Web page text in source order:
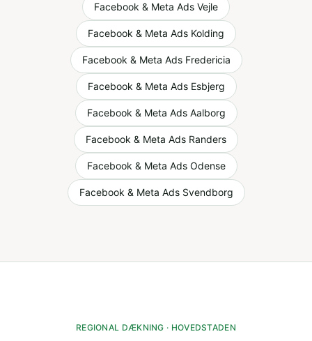
Facebook & Meta Ads Vejle
Facebook & Meta Ads Kolding
Facebook & Meta Ads Fredericia
Facebook & Meta Ads Esbjerg
Facebook & Meta Ads Aalborg
Facebook & Meta Ads Randers
Facebook & Meta Ads Odense
Facebook & Meta Ads Svendborg
REGIONAL DÆKNING · HOVEDSTADEN